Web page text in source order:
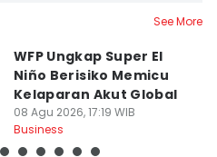
See More
WFP Ungkap Super El
Niño Berisiko Memicu
Kelaparan Akut Global
08 Agu 2026, 17:19 WIB
Business